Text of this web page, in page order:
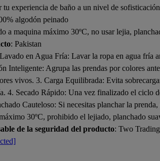
tu experiencia de baño a un nivel de
algodón peinado
a maquina máximo 30ºC, no usar lejia,
: Pakistan
en Agua Fría: Lavar la ropa en agua fría
Inteligente: Agrupa las prendas por colores
vivos. 3. Carga Equilibrada: Evita
4. Secado Rápido: Una vez finalizado el ciclo
Cauteloso: Si necesitas planchar la
30ºC, prohibido el lejiado, planchado
de la seguridad del producto: Two